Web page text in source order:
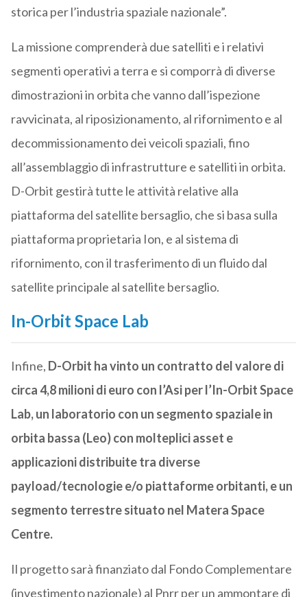
storica per l’industria spaziale nazionale”.
La missione comprenderà due satelliti e i relativi
segmenti operativi a terra e si comporrà di diverse
dimostrazioni in orbita che vanno dall’ispezione
ravvicinata, al riposizionamento, al rifornimento e al
decommissionamento dei veicoli spaziali, fino
all’assemblaggio di infrastrutture e satelliti in orbita.
D-Orbit gestirà tutte le attività relative alla
piattaforma del satellite bersaglio, che si basa sulla
piattaforma proprietaria Ion, e al sistema di
rifornimento, con il trasferimento di un fluido dal
satellite principale al satellite bersaglio.
In-Orbit Space Lab
Infine, D-Orbit ha vinto un contratto del valore di
circa 4,8 milioni di euro con l’Asi per l’In-Orbit Space
Lab, un laboratorio con un segmento spaziale in
orbita bassa (Leo) con molteplici asset e
applicazioni distribuite tra diverse
payload/tecnologie e/o piattaforme orbitanti, e un
segmento terrestre situato nel Matera Space
Centre.
Il progetto sarà finanziato dal Fondo Complementare
(investimento nazionale) al Pnrr per un ammontare di